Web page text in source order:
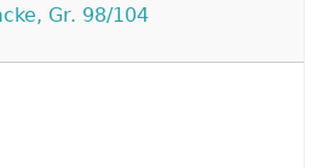
Gr. 98/104